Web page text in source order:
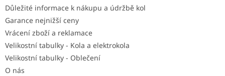
Důležité informace k nákupu a údržbě kol
Garance nejnižší ceny
Vrácení zboží a reklamace
Velikostní tabulky - Kola a elektrokola
Velikostní tabulky - Oblečení
O nás